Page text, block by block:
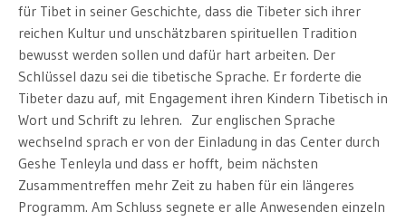
für Tibet in seiner Geschichte, dass die Tibeter sich ihrer
reichen Kultur und unschätzbaren spirituellen Tradition
bewusst werden sollen und dafür hart arbeiten. Der
Schlüssel dazu sei die tibetische Sprache. Er forderte die
Tibeter dazu auf, mit Engagement ihren Kindern Tibetisch in
Wort und Schrift zu lehren. Zur englischen Sprache
wechselnd sprach er von der Einladung in das Center durch
Geshe Tenleyla und dass er hofft, beim nächsten
Zusammentreffen mehr Zeit zu haben für ein längeres
Programm. Am Schluss segnete er alle Anwesenden einzeln